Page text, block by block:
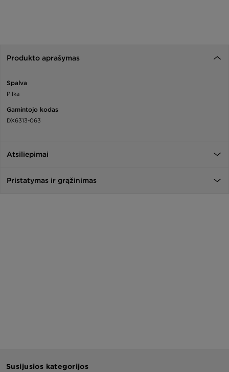
Produkto aprašymas
Spalva
Pilka
Gamintojo kodas
DX6313-063
Atsiliepimai
Pristatymas ir grąžinimas
Susijusios kategorijos